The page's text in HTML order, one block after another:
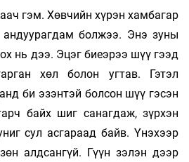
гэм. Хөвчийн хүрэн хамбагар
болжээ. Энэ зуны
нь дээ. Эцэг биеэрээ шүү гээд
хөл болон угтав. Гэтэл
би эзэнтэй болсон шүү гэсэн
байх шиг санагдаж, зүрхэн
сул асгараад байв. Үнэхээр
алдсангүй. Гүүн зэлэн дээр